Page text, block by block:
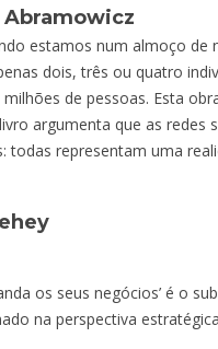
estamos num almoço de
dois, três ou quatro
de pessoas. Esta
argumenta que as
todas representam uma
os seus negócios’ é o
na perspectiva